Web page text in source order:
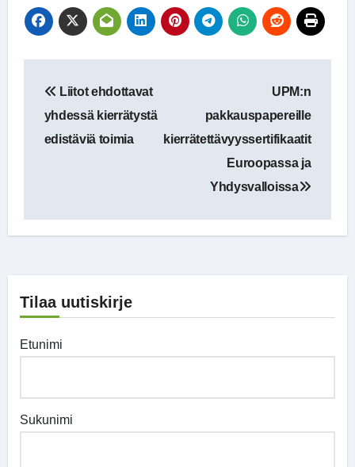
selaus
Liitot ehdottavat
yhdessä kierrätystä
edistäviä toimia
UPM:n
pakkauspapereille
kierrätettävyyssertifikaatit
Euroopassa ja
Yhdysvalloissa
Tilaa uutiskirje
Etunimi
Sukunimi